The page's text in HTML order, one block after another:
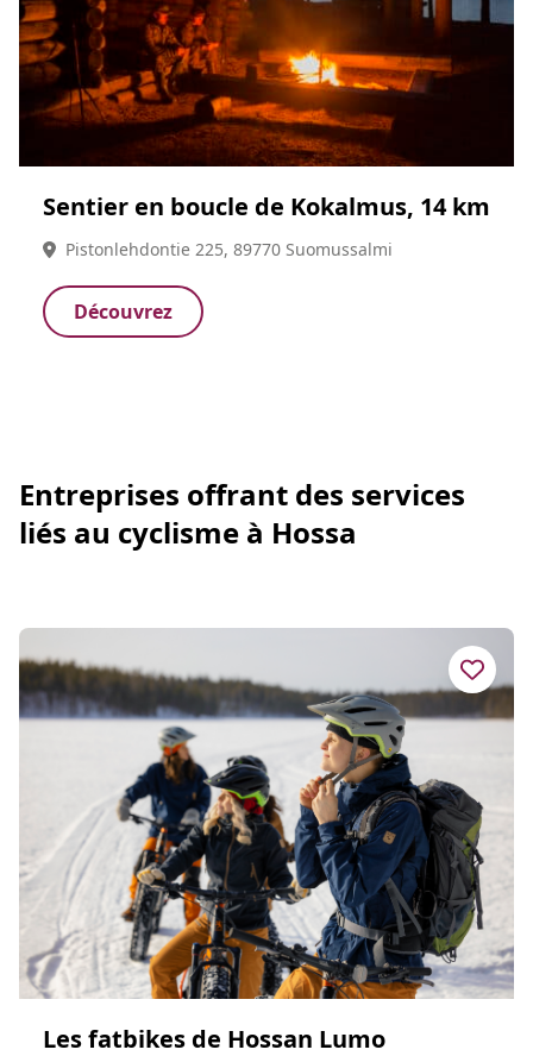
Sentier en boucle de Kokalmus, 14 km
Pistonlehdontie 225, 89770 Suomussalmi
Découvrez
Entreprises offrant des services
liés au cyclisme à Hossa
Les fatbikes de Hossan Lumo